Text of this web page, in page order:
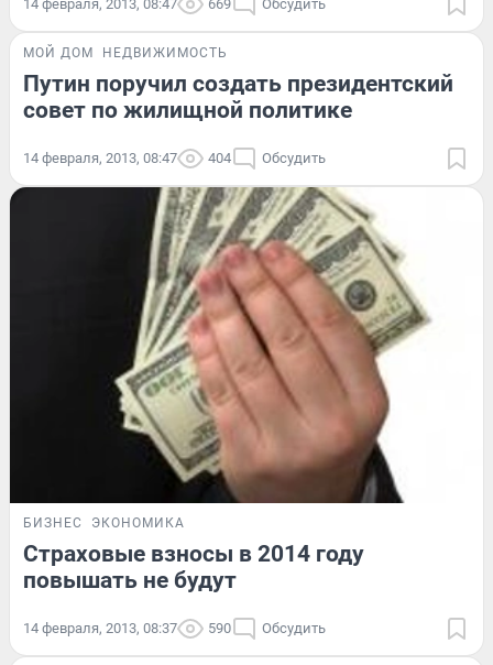
14 февраля, 2013, 08:47 669 Обсудить
МОЙ ДОМ НЕДВИЖИМОСТЬ
Путин поручил создать президентский
совет по жилищной политике
14 февраля, 2013, 08:47 404 Обсудить
БИЗНЕС ЭКОНОМИКА
Страховые взносы в 2014 году
повышать не будут
14 февраля, 2013, 08:37 590 Обсудить